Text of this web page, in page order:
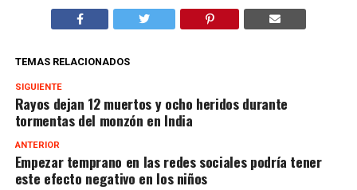
TEMAS RELACIONADOS
SIGUIENTE
Rayos dejan 12 muertos y ocho heridos durante
tormentas del monzón en India
ANTERIOR
Empezar temprano en las redes sociales podría tener
este efecto negativo en los niños